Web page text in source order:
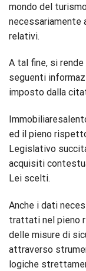
mondo del
necessariamente
relativi.
A tal fine, si
seguenti
imposto dalla
ed il pieno
Legislativo
acquisiti
Lei scelti.
Anche i dati
trattati nel pieno
delle misure di
attraverso
logiche